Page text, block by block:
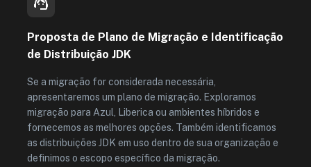
Proposta de Plano de Migração e Identificação
de Distribuição JDK
Se a migração for considerada necessária,
apresentaremos um plano de migração. Exploramos
migração para Azul, Liberica ou ambientes híbridos e
fornecemos as melhores opções. Também identificamos
as distribuições JDK em uso dentro de sua organização e
definimos o escopo específico da migração.